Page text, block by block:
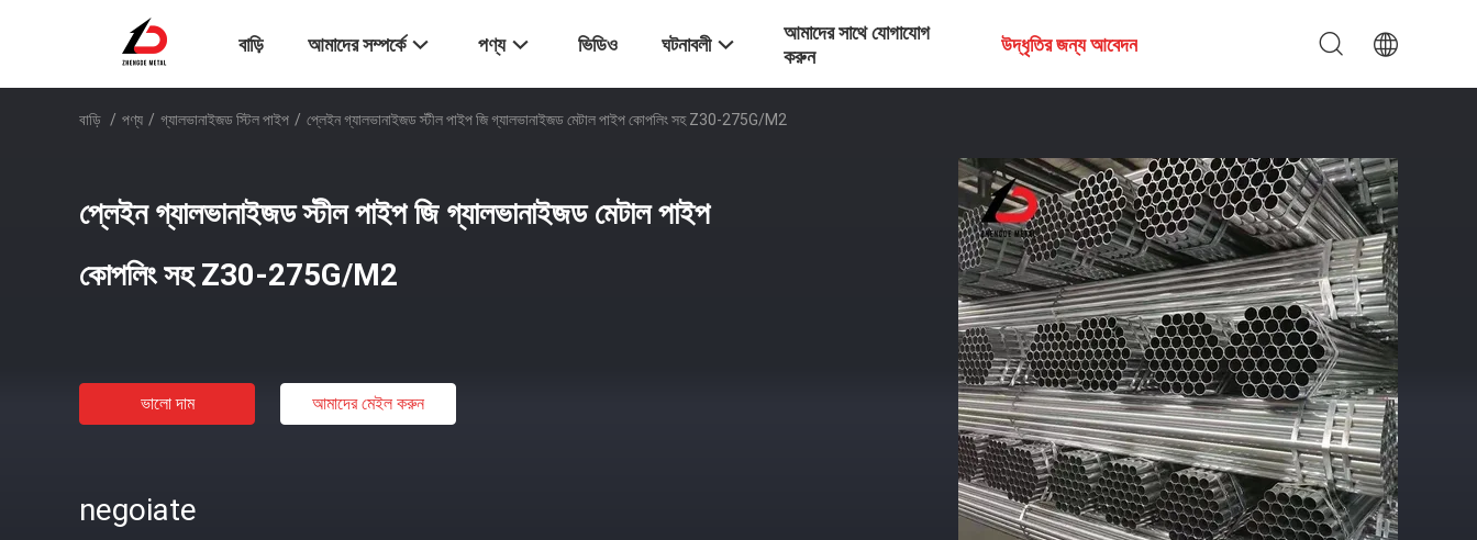
বাড়ি আমাদের সম্পর্কে পণ্য ভিডিও ঘটনাবলী
আমাদের সাথে যোগাযোগ
করুন
উদ্ধৃতির জন্য আবেদন
বাড়ি / পণ্য / গ্যালভানাইজড স্টিল পাইপ / প্লেইন গ্যালভানাইজড স্টীল পাইপ জি গ্যালভানাইজড মেটাল পাইপ কোপলিং সহ Z30-275G/M2
প্লেইন গ্যালভানাইজড স্টীল পাইপ জি গ্যালভানাইজড মেটাল পাইপ
কোপলিং সহ Z30-275G/M2
ভালো দাম আমাদের মেইল ​​করুন
negoiate